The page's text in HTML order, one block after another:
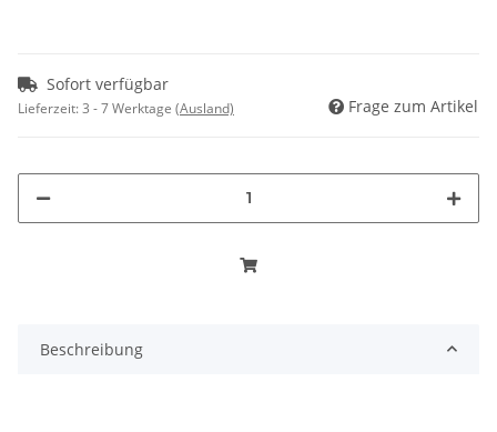
Sofort verfügbar
Lieferzeit:3 - 7 Werktage (Ausland) Frage zum Artikel
Beschreibung